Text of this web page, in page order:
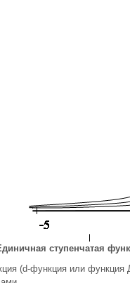
ступенчатая
(d-функция или функция